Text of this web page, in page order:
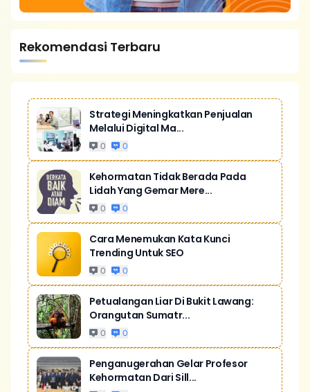
Rekomendasi Terbaru
Strategi Meningkatkan Penjualan
Melalui Digital Ma...
0 0
Kehormatan Tidak Berada Pada
Lidah Yang Gemar Mere...
0 0
Cara Menemukan Kata Kunci
Trending Untuk SEO
0 0
Petualangan Liar Di Bukit Lawang:
Orangutan Sumatr...
0 0
Penganugerahan Gelar Profesor
Kehormatan Dari Sill...